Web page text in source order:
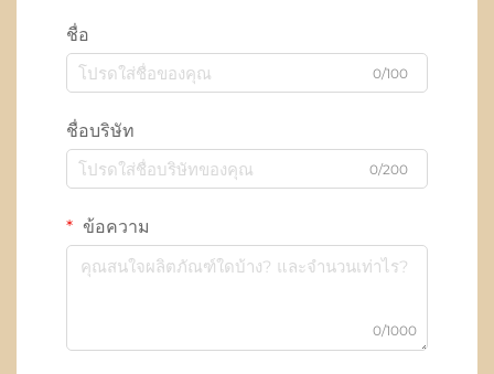
ชื่อ
0/100
ชื่อบริษัท
0/200
ข้อความ
0/1000